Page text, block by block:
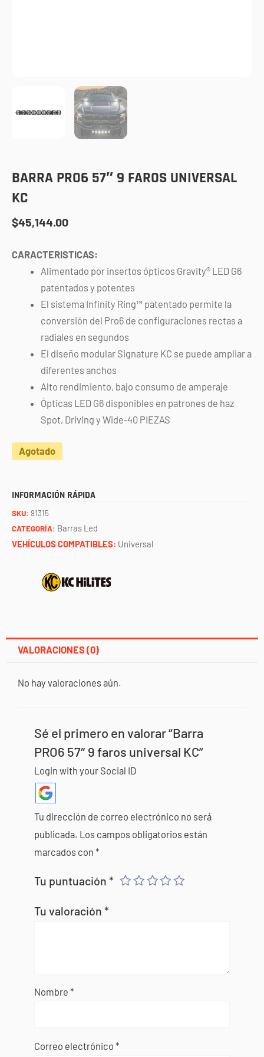
BARRA PRO6 57″ 9 FAROS UNIVERSAL
KC
$45,144.00
CARACTERISTICAS:
Alimentado por insertos ópticos Gravity® LED G6
patentados y potentes
El sistema Infinity Ring™ patentado permite la
conversión del Pro6 de configuraciones rectas a
radiales en segundos
El diseño modular Signature KC se puede ampliar a
diferentes anchos
Alto rendimiento, bajo consumo de amperaje
Ópticas LED G6 disponibles en patrones de haz
Spot, Driving y Wide-40 PIEZAS
Agotado
INFORMACIÓN RÁPIDA
SKU: 91315
CATEGORÍA: Barras Led
VEHÍCULOS COMPATIBLES: Universal
VALORACIONES (0)
No hay valoraciones aún.
Sé el primero en valorar “Barra
PRO6 57″ 9 faros universal KC”
Login with your Social ID
Tu dirección de correo electrónico no será
publicada. Los campos obligatorios están
marcados con*
Tu puntuación*
Tu valoración*
Nombre*
Correo electrónico*